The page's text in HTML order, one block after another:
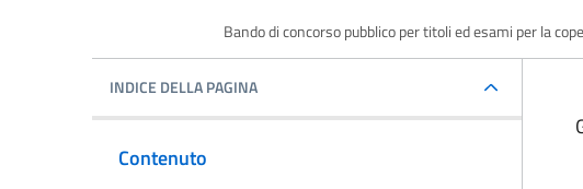
Bando di concorso pubblico per titoli ed esami per la
INDICE DELLA PAGINA
Contenuto